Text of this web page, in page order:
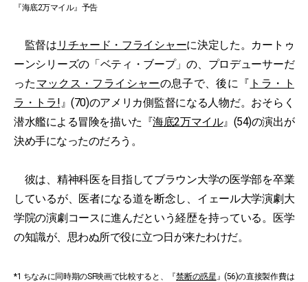
『海底2万マイル』予告
監督は リチャード・フライシャーに決定した。カートゥ
ーンシリーズの「ベティ・ブープ」の、プロデューサーだ
った マックス・フライシャーの息子で、後に『 トラ・ト
ラ・トラ! 』(70)のアメリカ側監督になる人物だ。おそらく
潜水艦による冒険を描いた『海底2万マイル』(54)の演出が
決め手になったのだろう。
彼は、精神科医を目指してブラウン大学の医学部を卒業
しているが、医者になる道を断念し、イェール大学演劇大
学院の演劇コースに進んだという経歴を持っている。医学
の知識が、思わぬ所で役に立つ日が来たわけだ。
*1 ちなみに同時期のSF映画で比較すると、『禁断の惑星 』(56)の直接製作費は